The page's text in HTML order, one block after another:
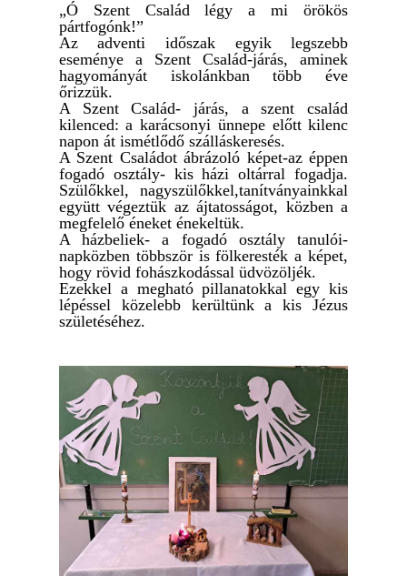
„Ó Szent Család légy a mi örökös
pártfogónk!”
Az adventi időszak egyik legszebb
eseménye a Szent Család-járás, aminek
hagyományát iskolánkban több éve
őrizzük.
A Szent Család- járás, a szent család
kilenced: a karácsonyi ünnepe előtt kilenc
napon át ismétlődő szálláskeresés.
A Szent Családot ábrázoló képet-az éppen
fogadó osztály- kis házi oltárral fogadja.
Szülőkkel, nagyszülőkkel,tanítványainkkal
együtt végeztük az ájtatosságot, közben a
megfelelő éneket énekeltük.
A házbeliek- a fogadó osztály tanulói-
napközben többször is fölkeresték a képet,
hogy rövid fohászkodással üdvözöljék.
Ezekkel a megható pillanatokkal egy kis
lépéssel közelebb kerültünk a kis Jézus
születéséhez.